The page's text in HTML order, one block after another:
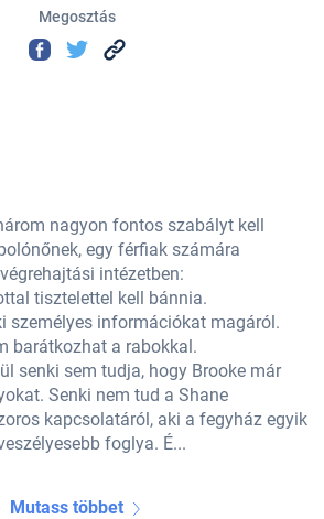
Megosztás
nagyon fontos szabályt kell
egy férfiak számára
intézetben:
tisztelettel kell bánnia.
személyes információkat magáról.
barátkozhat a rabokkal.
senki sem tudja, hogy Brooke már
Senki nem tud a Shane
kapcsolatáról, aki a fegyház egyik
foglya. É...
Mutass többet